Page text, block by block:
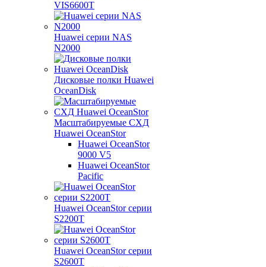
VIS6600T
Huawei серии NAS
N2000
Дисковые полки Huawei
OceanDisk
Масштабируемые СХД
Huawei OceanStor
Huawei OceanStor
9000 V5
Huawei OceanStor
Pacific
Huawei OceanStor серии
S2200T
Huawei OceanStor серии
S2600T